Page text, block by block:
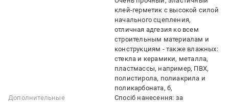
Дополнительные
клей-герметик с высокой силой
начального сцепления
отличная адгезия ко всем
строительным материалам и
конструкциям - также влажных:
стекла и керамики, металла,
пластмассы, например, ПВХ,
полистирола, полиакрила и
поликарбоната, б
Спосіб нанесення: за